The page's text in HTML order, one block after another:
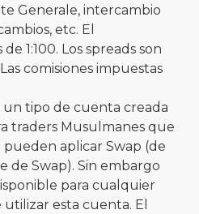
Generale, intercambio
etc. El
1:100. Los spreads son
comisiones impuestas
un tipo de cuenta creada
traders Musulmanes que
aplicar Swap (de
de Swap). Sin embargo
para cualquier
esta cuenta. El